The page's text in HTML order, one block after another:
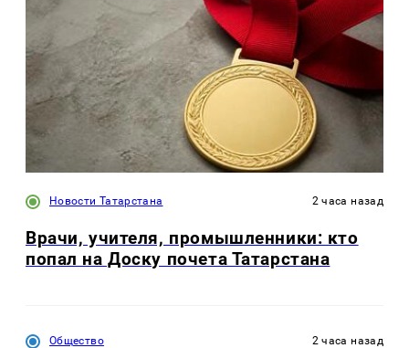
Новости Татарстана 2 часа назад
Врачи, учителя, промышленники: кто
попал на Доску почета Татарстана
Общество 2 часа назад